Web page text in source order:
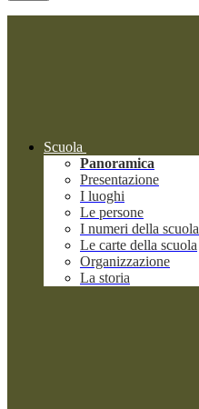
Scuola
Panoramica
Presentazione
I luoghi
Le persone
I numeri della scuola
Le carte della scuola
Organizzazione
La storia